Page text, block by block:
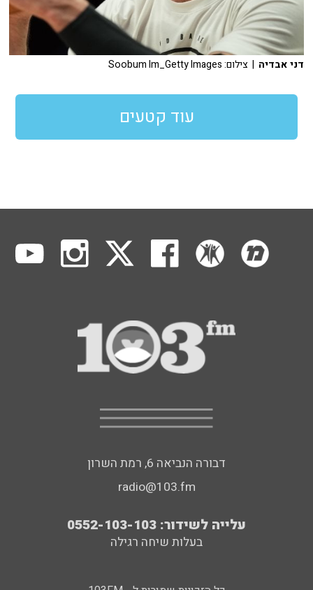
דני אבדיה | צילום: Soobum Im_Getty Images
עוד קטעים
דבורה הנביאה 6, רמת השרון
radio@103.fm
עלייה לשידור: 0552-103-103
בעלות שיחה רגילה